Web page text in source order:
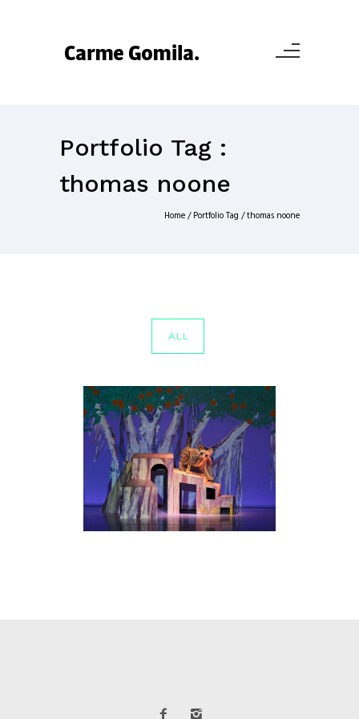
Portfolio Tag :
thomas noone
Home/ Portfolio Tag /thomas noone
ALL
LA GATA QUE VOLIA
CANVIAR LA HISTÒRIA
Arts escèniques·Visuals